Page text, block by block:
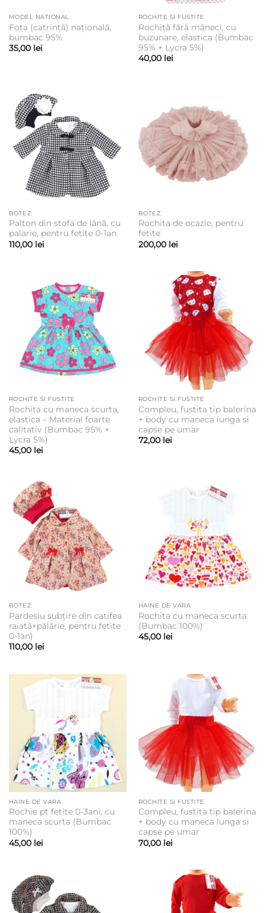
MODEL NATIONAL
Fota (catrință) națională,
bumbac 95%
35,00 lei
ROCHITE SI FUSTITE
Rochiță fără mâneci, cu
buzunare, elastica (Bumbac
95% + Lycra 5%)
40,00 lei
BOTEZ
Palton din stofa de lână, cu
palarie, pentru fetițe 0-1an
110,00 lei
BOTEZ
Rochita de ocazie, pentru
fetite
200,00 lei
ROCHITE SI FUSTITE
Rochita cu maneca scurta,
elastica – Material foarte
calitativ (Bumbac 95% +
Lycra 5%)
45,00 lei
ROCHITE SI FUSTITE
Compleu, fustita tip balerina
+ body cu maneca lunga si
capse pe umar
72,00 lei
BOTEZ
Pardesiu subțire din catifea
raiată+pălărie, pentru fetite
0-1an)
110,00 lei
HAINE DE VARA
Rochita cu maneca scurta
(Bumbac 100%)
45,00 lei
HAINE DE VARA
Rochie pt fetite 0-3ani, cu
maneca scurta (Bumbac
100%)
45,00 lei
ROCHITE SI FUSTITE
Compleu, fustita tip balerina
+ body cu maneca lunga si
capse pe umar
70,00 lei